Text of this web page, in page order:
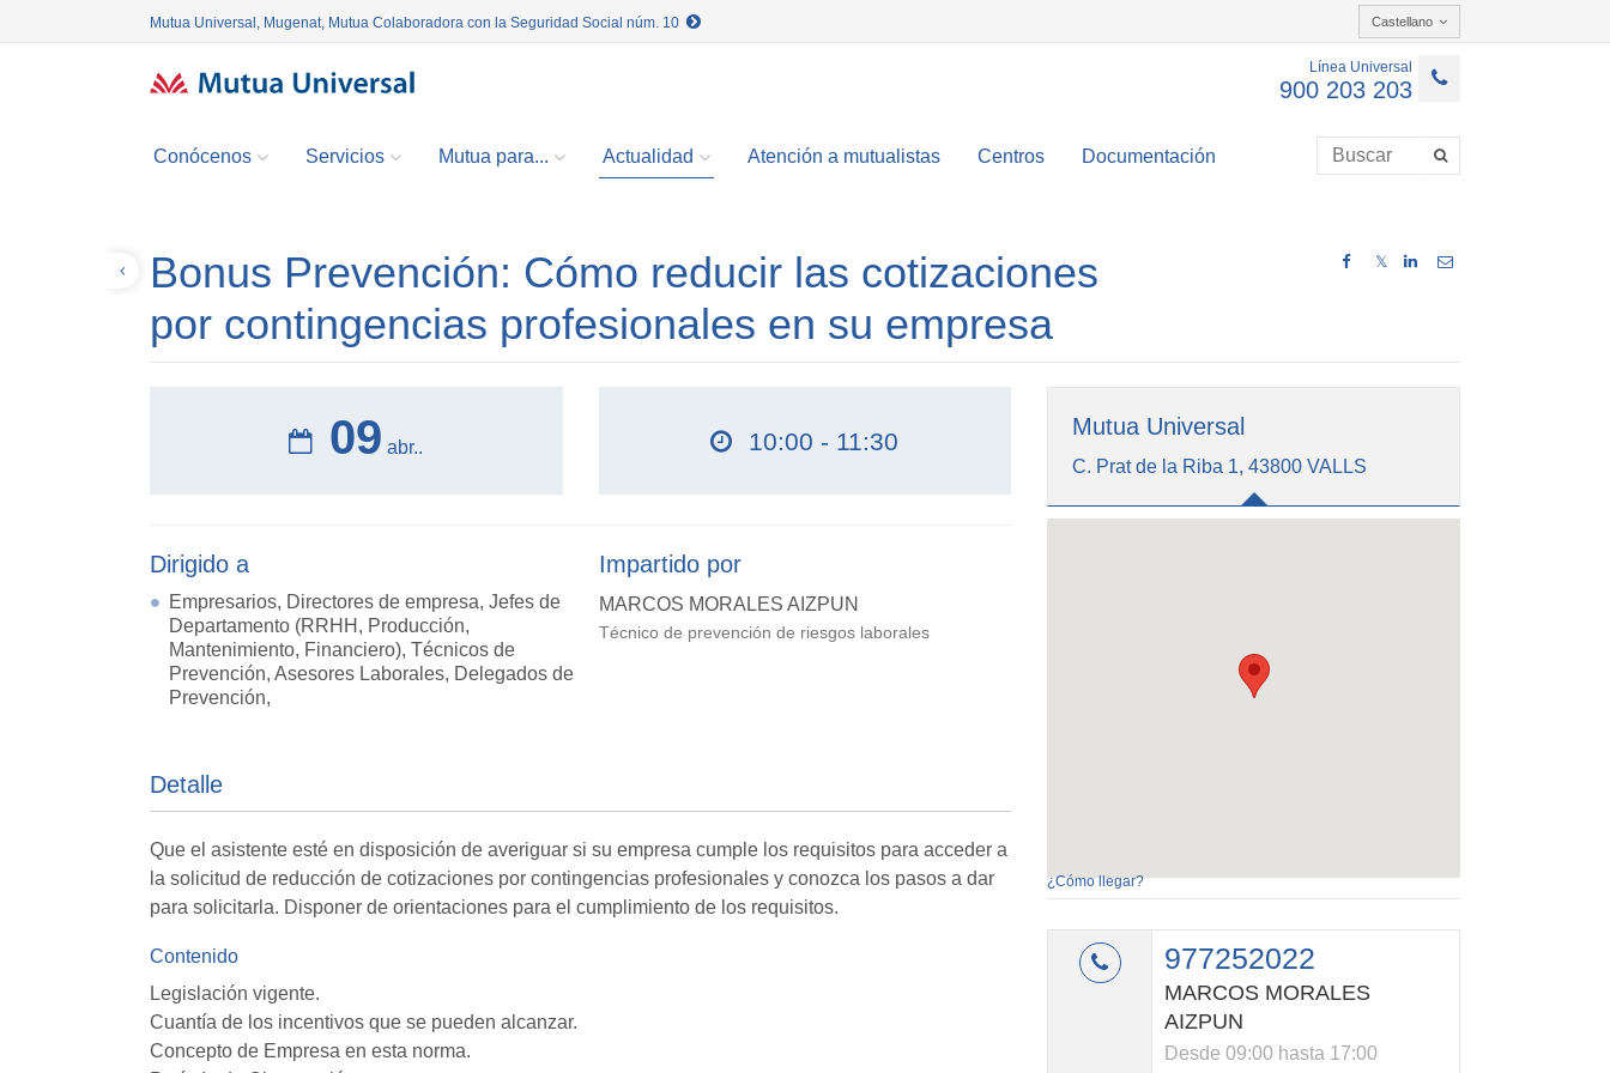
Mutua Universal, Mugenat, Mutua Colaboradora con la Seguridad Social núm. 10 Castellano
Línea Universal
900 203 203
Conócenos Servicios Mutua para... Actualidad Atención a mutualistas Centros Documentación
𝕏
Bonus Prevención: Cómo reducir las cotizaciones
por contingencias profesionales en su empresa
09 abr.. 10:00 - 11:30
Dirigido a
Empresarios, Directores de empresa, Jefes de
Departamento (RRHH, Producción,
Mantenimiento, Financiero), Técnicos de
Prevención, Asesores Laborales, Delegados de
Prevención,
Impartido por
MARCOS MORALES AIZPUN
Técnico de prevención de riesgos laborales
Detalle
Que el asistente esté en disposición de averiguar si su empresa cumple los requisitos para acceder a
la solicitud de reducción de cotizaciones por contingencias profesionales y conozca los pasos a dar
para solicitarla. Disponer de orientaciones para el cumplimiento de los requisitos.
Contenido
Legislación vigente.
Cuantía de los incentivos que se pueden alcanzar.
Concepto de Empresa en esta norma.
Mutua Universal
C. Prat de la Riba 1, 43800 VALLS
¿Cómo llegar?
977252022
MARCOS MORALES
AIZPUN
Desde 09:00 hasta 17:00